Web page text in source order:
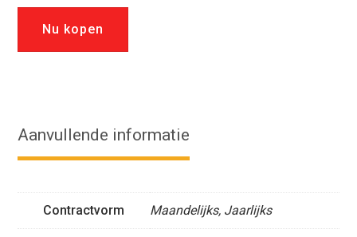
Nu kopen
Aanvullende informatie
Contractvorm Maandelijks, Jaarlijks